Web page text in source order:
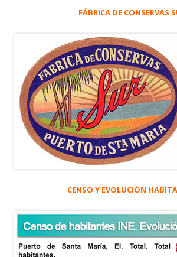
FÁBRICA DE CONSERVAS
CENSO Y EVOLUCIÓN